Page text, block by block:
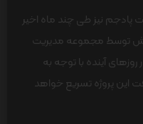
نیز طی چند ماه اخیر
توسط مجموعه مدیریت
آینده با توجه به
این پروژه تسریع خواهد